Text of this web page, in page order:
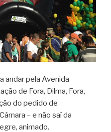
andar pela Avenida
de Fora, Dilma, Fora,
do pedido de
– e não saí da
animado.